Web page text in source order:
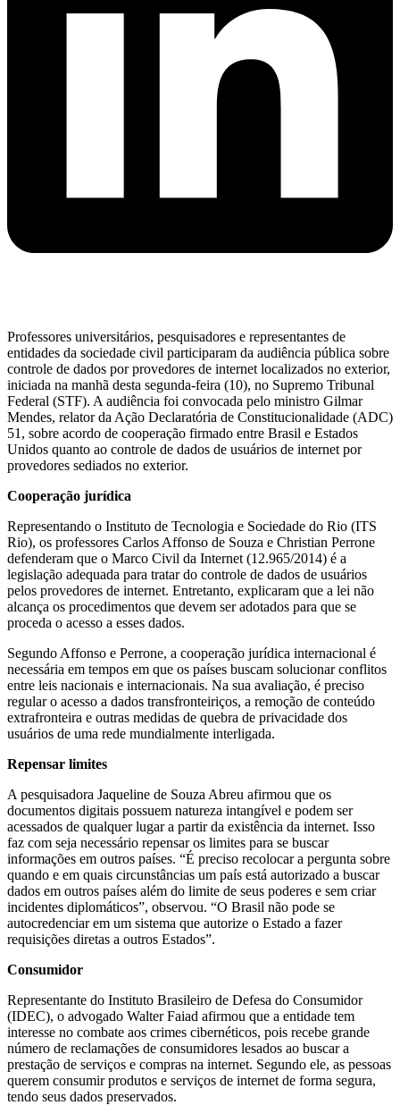
Professores universitários, pesquisadores e representantes de
entidades da sociedade civil participaram da audiência pública sobre
controle de dados por provedores de internet localizados no exterior,
iniciada na manhã desta segunda-feira (10), no Supremo Tribunal
Federal (STF). A audiência foi convocada pelo ministro Gilmar
Mendes, relator da Ação Declaratória de Constitucionalidade (ADC)
51, sobre acordo de cooperação firmado entre Brasil e Estados
Unidos quanto ao controle de dados de usuários de internet por
provedores sediados no exterior.
Cooperação jurídica
Representando o Instituto de Tecnologia e Sociedade do Rio (ITS
Rio), os professores Carlos Affonso de Souza e Christian Perrone
defenderam que o Marco Civil da Internet (12.965/2014) é a
legislação adequada para tratar do controle de dados de usuários
pelos provedores de internet. Entretanto, explicaram que a lei não
alcança os procedimentos que devem ser adotados para que se
proceda o acesso a esses dados.
Segundo Affonso e Perrone, a cooperação jurídica internacional é
necessária em tempos em que os países buscam solucionar conflitos
entre leis nacionais e internacionais. Na sua avaliação, é preciso
regular o acesso a dados transfronteiriços, a remoção de conteúdo
extrafronteira e outras medidas de quebra de privacidade dos
usuários de uma rede mundialmente interligada.
Repensar limites
A pesquisadora Jaqueline de Souza Abreu afirmou que os
documentos digitais possuem natureza intangível e podem ser
acessados de qualquer lugar a partir da existência da internet. Isso
faz com seja necessário repensar os limites para se buscar
informações em outros países. “É preciso recolocar a pergunta sobre
quando e em quais circunstâncias um país está autorizado a buscar
dados em outros países além do limite de seus poderes e sem criar
incidentes diplomáticos”, observou. “O Brasil não pode se
autocredenciar em um sistema que autorize o Estado a fazer
requisições diretas a outros Estados”.
Consumidor
Representante do Instituto Brasileiro de Defesa do Consumidor
(IDEC), o advogado Walter Faiad afirmou que a entidade tem
interesse no combate aos crimes cibernéticos, pois recebe grande
número de reclamações de consumidores lesados ao buscar a
prestação de serviços e compras na internet. Segundo ele, as pessoas
querem consumir produtos e serviços de internet de forma segura,
tendo seus dados preservados.